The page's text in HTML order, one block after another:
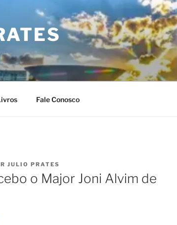
Fale Conosco
JULIO PRATES
o Major Joni Alvim de